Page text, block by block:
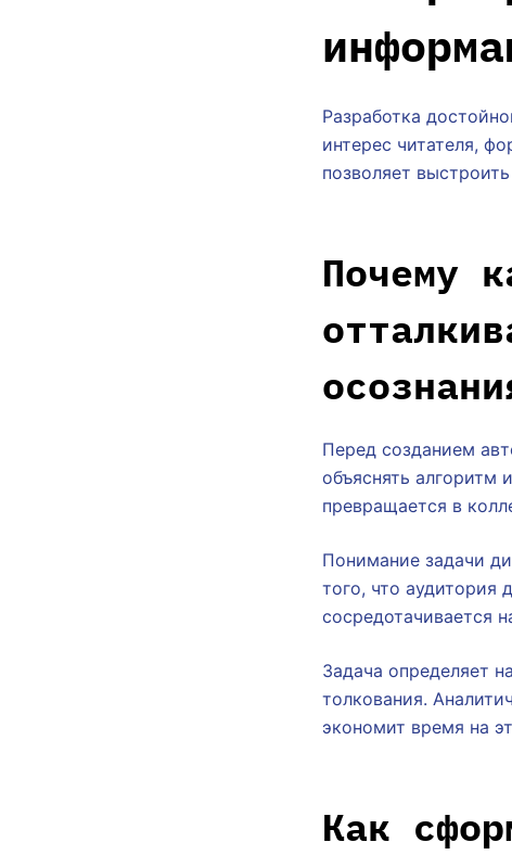
Разработка
интерес читателя,
позволяет
Почему
Перед созданием
объяснять алгоритм
превращается в
Понимание задачи
того, что аудитория
сосредотачивается
Задача определяет
толкования.
экономит время на
Как